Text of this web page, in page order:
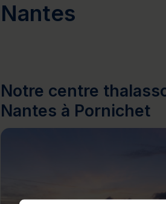
Nantes
Notre centre
Nantes à Pornichet